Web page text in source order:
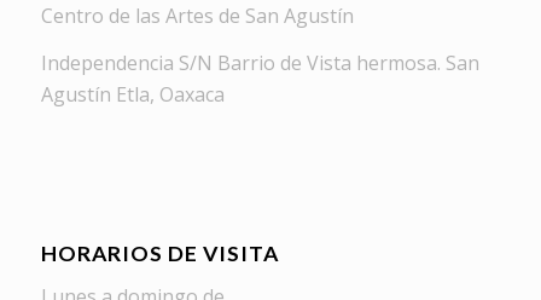
Centro de las Artes de San Agustín
Independencia S/N Barrio de Vista hermosa. San
Agustín Etla, Oaxaca
HORARIOS DE VISITA